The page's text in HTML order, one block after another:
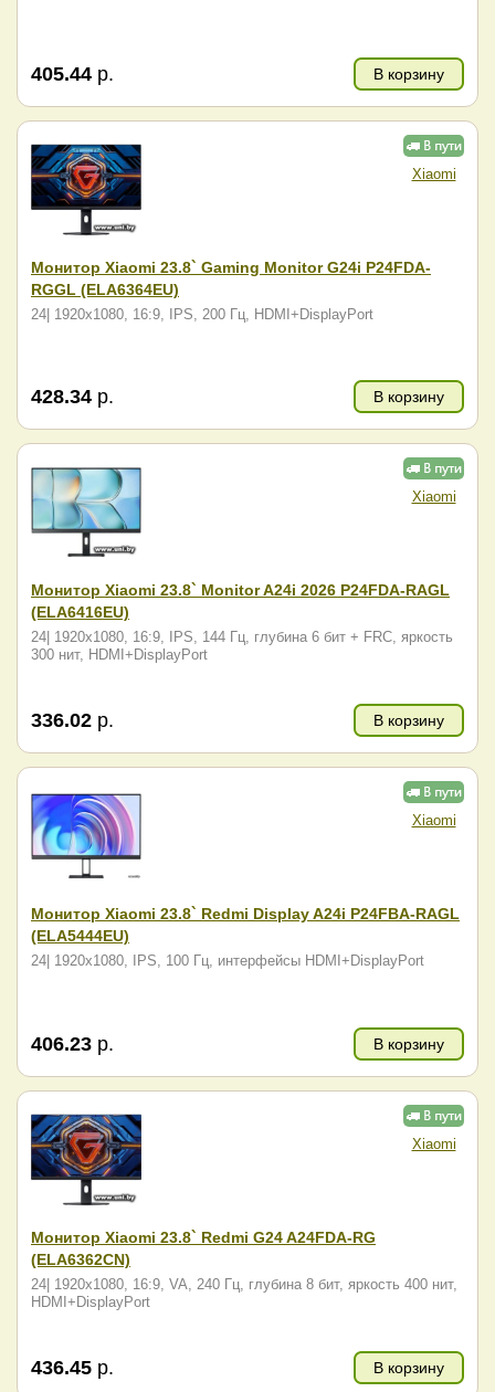
405.44 р. В корзину
Xiaomi
Монитор Xiaomi 23.8` Gaming Monitor G24i P24FDA-
RGGL (ELA6364EU)
24| 1920x1080, 16:9, IPS, 200 Гц, HDMI+DisplayPort
428.34 р. В корзину
Xiaomi
Монитор Xiaomi 23.8` Monitor A24i 2026 P24FDA-RAGL
(ELA6416EU)
24| 1920x1080, 16:9, IPS, 144 Гц, глубина 6 бит + FRC, яркость
300 нит, HDMI+DisplayPort
336.02 р. В корзину
Xiaomi
Монитор Xiaomi 23.8` Redmi Display A24i P24FBA-RAGL
(ELA5444EU)
24| 1920x1080, IPS, 100 Гц, интерфейсы HDMI+DisplayPort
406.23 р. В корзину
Xiaomi
Монитор Xiaomi 23.8` Redmi G24 A24FDA-RG
(ELA6362CN)
24| 1920x1080, 16:9, VA, 240 Гц, глубина 8 бит, яркость 400 нит,
HDMI+DisplayPort
436.45 р. В корзину